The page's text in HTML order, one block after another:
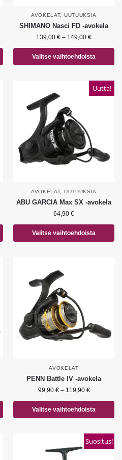
AVOKELAT, UUTUUKSIA
SHIMANO Nasci FD -avokela
139,00 € – 149,00 €
Valitse vaihtoehdoista
Uutta!
AVOKELAT, UUTUUKSIA
ABU GARCIA Max SX -avokela
64,90 €
Valitse vaihtoehdoista
AVOKELAT
PENN Battle IV -avokela
99,90 € – 119,90 €
Valitse vaihtoehdoista
Suositus!